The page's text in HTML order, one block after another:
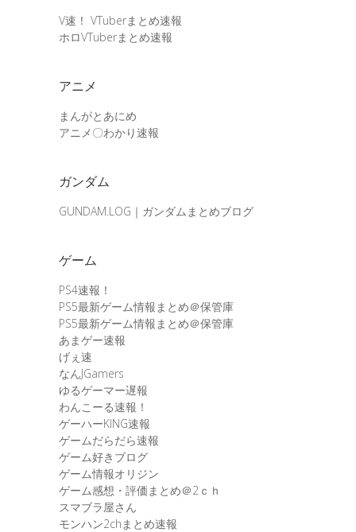
V速！ VTuberまとめ速報
ホロVTuberまとめ速報
アニメ
まんがとあにめ
アニメ〇わかり速報
ガンダム
GUNDAM.LOG｜ガンダムまとめブログ
ゲーム
PS4速報！
PS5最新ゲーム情報まとめ＠保管庫
PS5最新ゲーム情報まとめ＠保管庫
あまゲー速報
げぇ速
なんJGamers
ゆるゲーマー遅報
わんこーる速報！
ゲーハーKING速報
ゲームだらだら速報
ゲーム好きブログ
ゲーム情報オリジン
ゲーム感想・評価まとめ＠2ｃｈ
スマブラ屋さん
モンハン2chまとめ速報